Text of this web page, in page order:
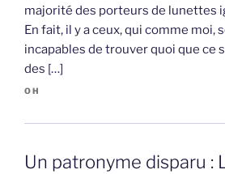
majorité des porteurs de lunettes
En fait, il y a ceux, qui comme
incapables de trouver quoi que ce
des […]
OH
Un patronyme disparu :